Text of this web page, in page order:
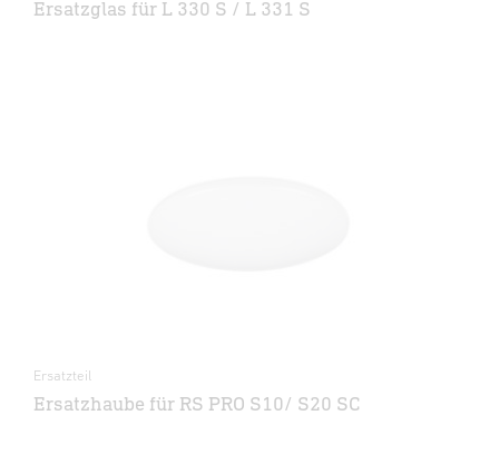
Ersatzglas für L 330 S / L 331 S
Ersatzteil
Ersatzhaube für RS PRO S10/ S20 SC